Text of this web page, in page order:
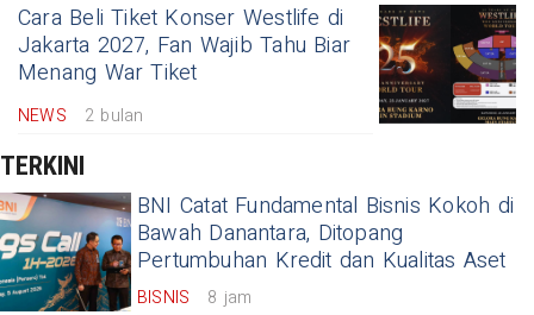
Cara Beli Tiket Konser Westlife di
Jakarta 2027, Fan Wajib Tahu Biar
Menang War Tiket
NEWS 2 bulan
TERKINI
BNI Catat Fundamental Bisnis Kokoh di
Bawah Danantara, Ditopang
Pertumbuhan Kredit dan Kualitas Aset
BISNIS 8 jam